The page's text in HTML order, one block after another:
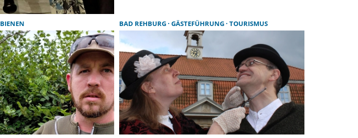
BIENEN BAD REHBURG GÄSTEFÜHRUNG TOURISMUS